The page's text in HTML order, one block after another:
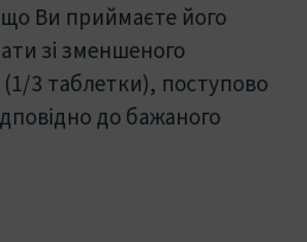
Ви приймаєте його
зі зменшеного
3 таблетки), поступово
до бажаного